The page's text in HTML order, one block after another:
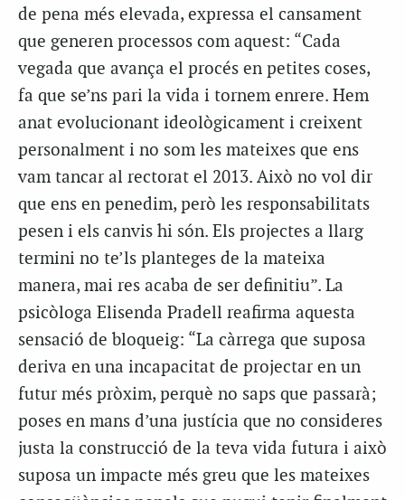
de pena més elevada, expressa el cansament
que generen processos com aquest: “Cada
vegada que avança el procés en petites coses,
fa que se’ns pari la vida i tornem enrere. Hem
anat evolucionant ideològicament i creixent
personalment i no som les mateixes que ens
vam tancar al rectorat el 2013. Això no vol dir
que ens en penedim, però les responsabilitats
pesen i els canvis hi són. Els projectes a llarg
termini no te’ls planteges de la mateixa
manera, mai res acaba de ser definitiu”. La
psicòloga Elisenda Pradell reafirma aquesta
sensació de bloqueig: “La càrrega que suposa
deriva en una incapacitat de projectar en un
futur més pròxim, perquè no saps que passarà;
poses en mans d’una justícia que no consideres
justa la construcció de la teva vida futura i això
suposa un impacte més greu que les mateixes